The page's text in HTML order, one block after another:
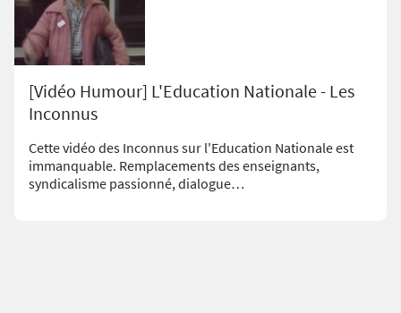
[Vidéo Humour] L'Education Nationale - Les
Inconnus
Cette vidéo des Inconnus sur l'Education Nationale est
immanquable. Remplacements des enseignants,
syndicalisme passionné, dialogue…